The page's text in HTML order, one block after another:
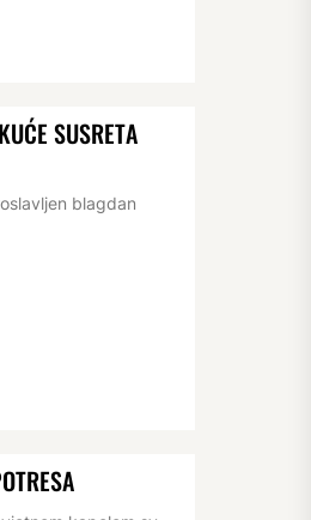
SUSRETA
blagdan